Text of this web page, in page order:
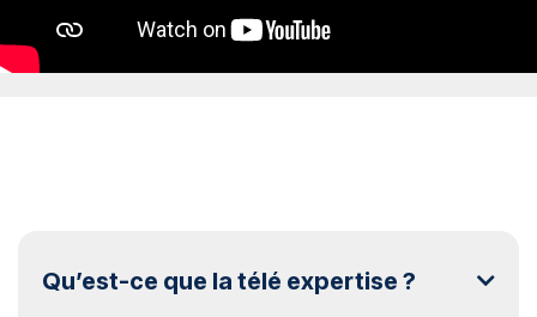
Qu’est-ce que la télé expertise ? 